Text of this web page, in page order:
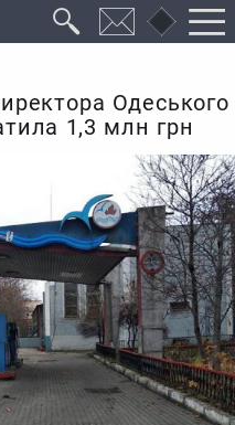
Одеського
1,3 млн грн